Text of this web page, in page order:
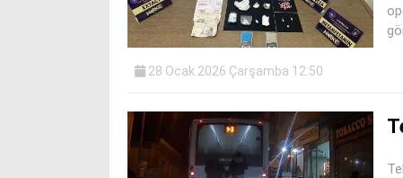
28 Ocak 2026 Çarşamba 12:50